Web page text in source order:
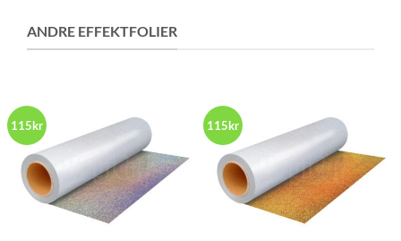
ANDRE EFFEKTFOLIER
115kr 115kr